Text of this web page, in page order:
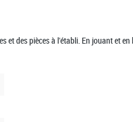
et des pièces à l'établi. En jouant